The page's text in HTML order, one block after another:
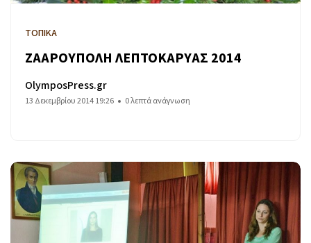
ΤΟΠΙΚΑ
ΖΑΑΡΟΥΠΟΛΗ ΛΕΠΤΟΚΑΡΥΑΣ 2014
OlymposPress.gr
13 Δεκεμβρίου 2014 19:26 0 λεπτά ανάγνωση